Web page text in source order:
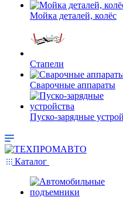
Мойка деталей, колёс
Стапели
Сварочные аппараты
Пуско-зарядные
Каталог